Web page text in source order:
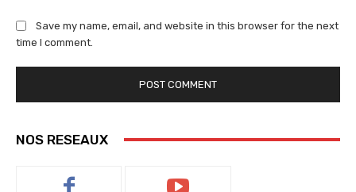
Save my name, email, and website in this browser for the next
time I comment.
NOS RESEAUX